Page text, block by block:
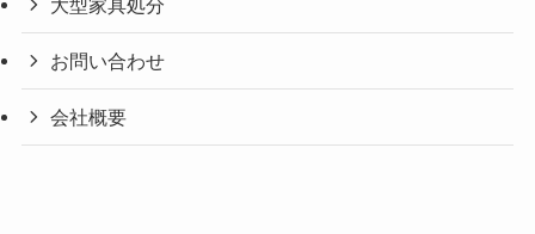
大型家具処分
お問い合わせ
会社概要